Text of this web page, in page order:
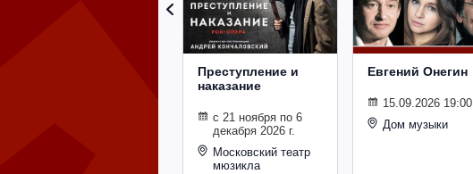
Преступление и
наказание
с 21 ноября по 6
декабря 2026 г.
Московский театр
мюзикла
Евгений Онегин
15.09.2026 19:00
Дом музыки